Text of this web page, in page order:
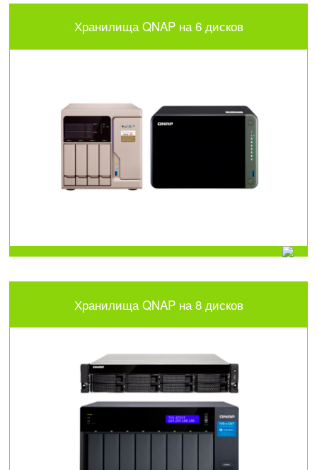
Хранилища QNAP на 6 дисков
Хранилища QNAP на 8 дисков